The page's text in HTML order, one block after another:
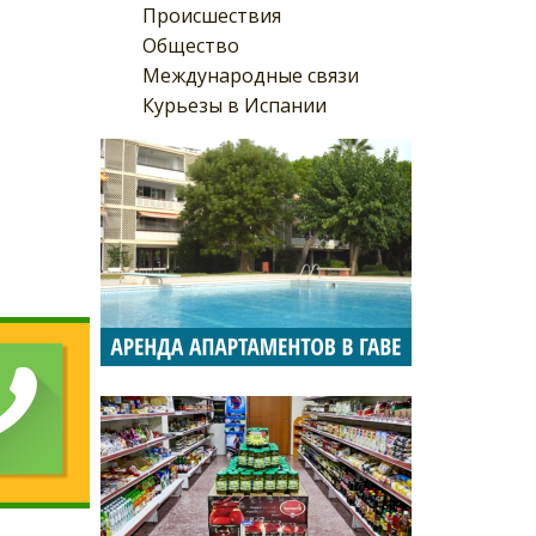
Происшествия
Общество
Международные связи
Курьезы в Испании